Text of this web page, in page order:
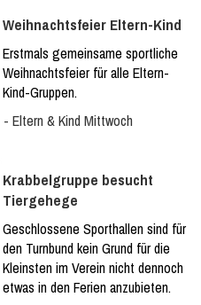
Weihnachtsfeier Eltern-Kind
Erstmals gemeinsame sportliche
Weihnachtsfeier für alle Eltern-
Kind-Gruppen.
- Eltern & Kind Mittwoch
Krabbelgruppe besucht
Tiergehege
Geschlossene Sporthallen sind für
den Turnbund kein Grund für die
Kleinsten im Verein nicht dennoch
etwas in den Ferien anzubieten.